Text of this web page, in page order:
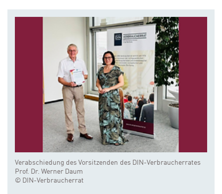
Verabschiedung des Vorsitzenden des DIN-Verbraucherrates
Prof. Dr. Werner Daum
© DIN-Verbraucherrat